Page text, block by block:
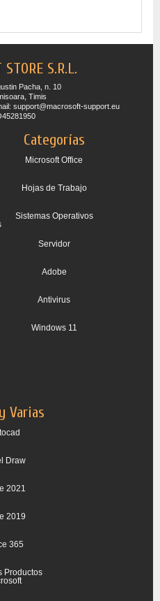
STORE S.R.L.
Pacha, n. 10
Timis
support@macrosoft-support.eu
Categorías
Microsoft Office
Hojas de Trabajo
Sistemas Operativos
Servidor
Adobe
Antivirus
Windows 11
Varias
Draw
2021
2019
365
Productos